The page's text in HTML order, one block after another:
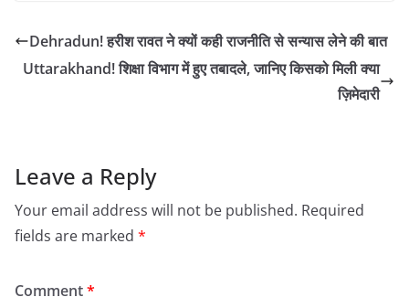
Dehradun! हरीश रावत ने क्यों कही राजनीति से सन्यास लेने की बात
Uttarakhand! शिक्षा विभाग में हुए तबादले, जानिए किसको मिली क्या
ज़िमेदारी
Leave a Reply
Your email address will not be published. Required
fields are marked *
Comment*